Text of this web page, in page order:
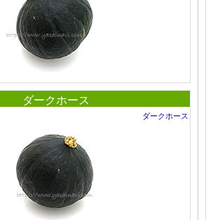
ダークホース
ダークホース